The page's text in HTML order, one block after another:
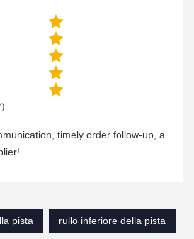
timely order follow-up, a
pista
rullo inferiore della pista